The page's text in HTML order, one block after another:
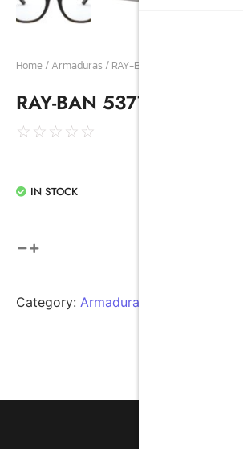
Home / Armaduras / RAY-BAN 5377 2012
RAY-BAN 5377 2012
☆ ☆ ☆ ☆ ☆
IN STOCK
Category: Armaduras